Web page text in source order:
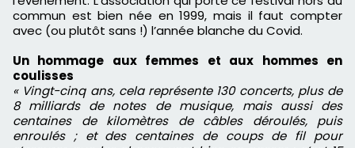
commun est bien née en 1999, mais il faut compter
avec (ou plutôt sans !) l’année blanche du Covid.
Un hommage aux femmes et aux hommes en
coulisses
« Vingt-cinq ans, cela représente 130 concerts, plus de
8 milliards de notes de musique, mais aussi des
centaines de kilomètres de câbles déroulés, puis
enroulés ; et des centaines de coups de fil pour